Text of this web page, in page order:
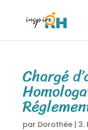
Chargé
par Dorothée| 3.